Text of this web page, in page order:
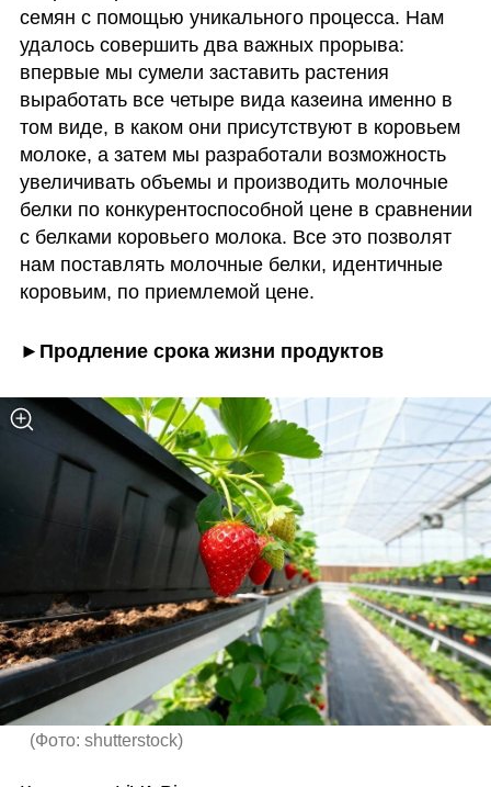
семян с помощью уникального процесса. Нам
удалось совершить два важных прорыва:
впервые мы сумели заставить растения
выработать все четыре вида казеина именно в
том виде, в каком они присутствуют в коровьем
молоке, а затем мы разработали возможность
увеличивать объемы и производить молочные
белки по конкурентоспособной цене в сравнении
с белками коровьего молока. Все это позволят
нам поставлять молочные белки, идентичные
коровьим, по приемлемой цене.
►Продление срока жизни продуктов
(Фото: shutterstock)